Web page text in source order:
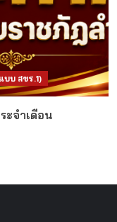
บบ สขร.1)
ะจำเดือน